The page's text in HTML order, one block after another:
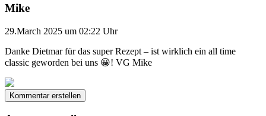
Mike
29.March 2025 um 02:22 Uhr
Danke Dietmar für das super Rezept – ist wirklich ein all time
classic geworden bei uns 😀! VG Mike
Kommentar erstellen